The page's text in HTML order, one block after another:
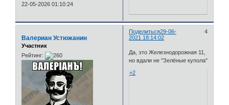
22-05-2026 01:10:24
Поделиться 4
29-06-
2021 18:14:02
Валериан Устюжанин
Участник
Рейтинг:
Да, это Железнодорожная 11,
но вдали не "Зелёные купола"
+2